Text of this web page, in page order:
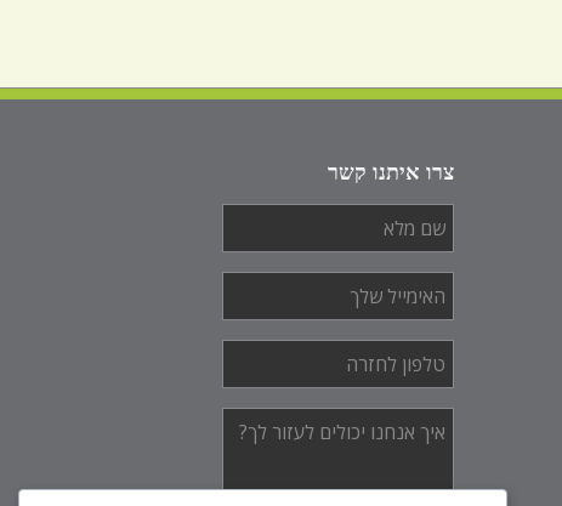
צרו איתנו קשר
מלא *
שלך *
לחזרה
*
אנחנו
לעזור